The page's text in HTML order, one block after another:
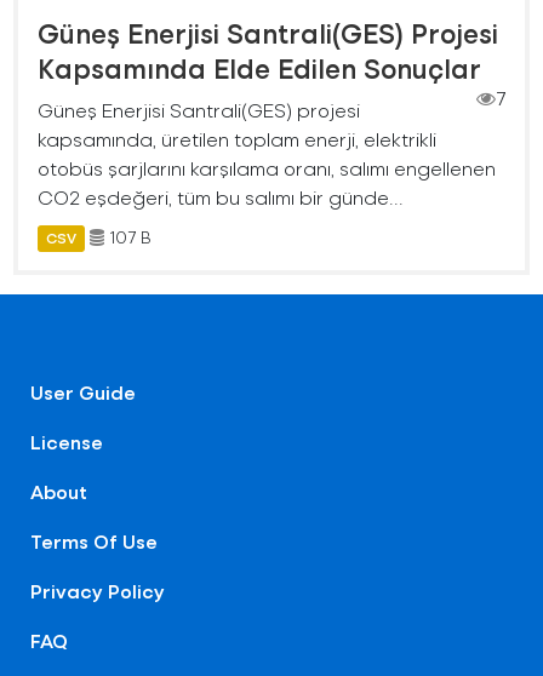
Güneş Enerjisi Santrali(GES) Projesi
Kapsamında Elde Edilen Sonuçlar
7
Güneş Enerjisi Santrali(GES) projesi
kapsamında, üretilen toplam enerji, elektrikli
otobüs şarjlarını karşılama oranı, salımı engellenen
CO2 eşdeğeri, tüm bu salımı bir günde...
CSV 107 B
User Guide
License
About
Terms Of Use
Privacy Policy
FAQ